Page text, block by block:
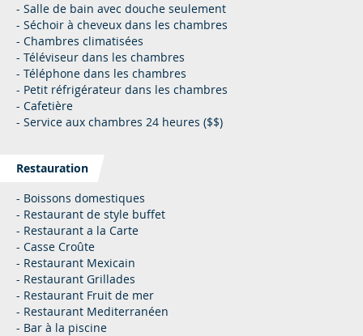
- Salle de bain avec douche seulement
- Séchoir à cheveux dans les chambres
- Chambres climatisées
- Téléviseur dans les chambres
- Téléphone dans les chambres
- Petit réfrigérateur dans les chambres
- Cafetière
- Service aux chambres 24 heures ($$)
Restauration
- Boissons domestiques
- Restaurant de style buffet
- Restaurant a la Carte
- Casse Croûte
- Restaurant Mexicain
- Restaurant Grillades
- Restaurant Fruit de mer
- Restaurant Mediterranéen
- Bar à la piscine